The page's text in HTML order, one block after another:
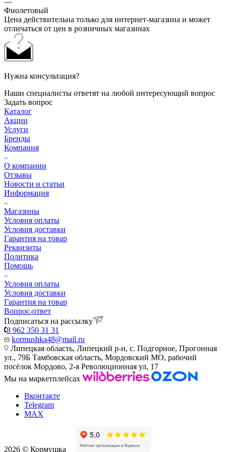
Фиолетовый
Цена действительна только для интернет-магазина и может
отличаться от цен в розничных магазинах
Нужна консультация?
Наши специалисты ответят на любой интересующий вопрос
Задать вопрос
Каталог
Акции
Услуги
Бренды
Компания
О компании
Отзывы
Новости и статьи
Информация
Магазины
Условия оплаты
Условия доставки
Гарантия на товар
Реквизиты
Политика
Помощь
Условия оплаты
Условия доставки
Гарантия на товар
Вопрос-ответ
Подписаться на рассылку
8 962 350 31 31
kormushka48@mail.ru
Липецкая область, Липецкий р-н, с. Подгорное, Прогонная
ул., 79Б Тамбовская область, Мордовский МО, рабочий
посёлок Мордово, 2-я Революционная ул, 17
Мы на маркетплейсах
Вконтакте
Telegram
MAX
2026 © Кормушка